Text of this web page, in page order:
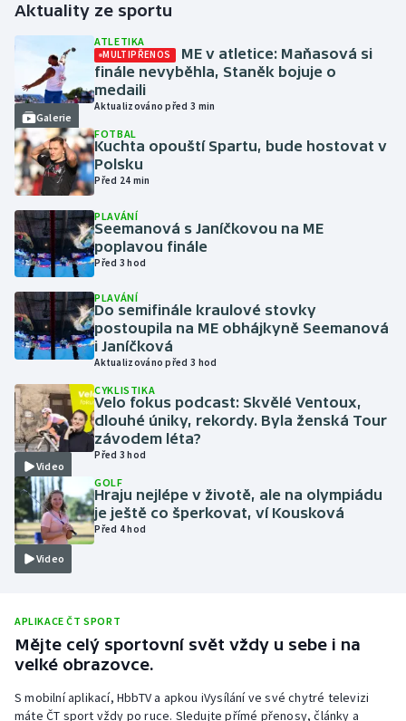
Futsal
Golf
Gymnastika
Házená
Jezdectví
Judo
Krasobruslení
Lezení
Lyže a snowboard
Moderní pětiboj
Motorsport
Olympijské hry
Parasport
Plážový volejbal
Ragby
Rychlobruslení
Aktuality ze sportu
Galerie
ATLETIKA
MULTIPŘENOS
ME v atletice: Maňasová si
finále nevyběhla, Staněk bojuje o
medaili
Aktualizováno před 3 min
FOTBAL
Kuchta opouští Spartu, bude hostovat v
Polsku
Před 24 min
PLAVÁNÍ
Seemanová s Janíčkovou na ME
poplavou finále
Před 3 hod
PLAVÁNÍ
Do semifinále kraulové stovky
postoupila na ME obhájkyně Seemanová
i Janíčková
Aktualizováno před 3 hod
Video
CYKLISTIKA
Velo fokus podcast: Skvělé Ventoux,
dlouhé úniky, rekordy. Byla ženská Tour
závodem léta?
Před 3 hod
Video
GOLF
Hraju nejlépe v životě, ale na olympiádu
je ještě co šperkovat, ví Kousková
Před 4 hod
APLIKACE ČT SPORT
Mějte celý sportovní svět vždy u sebe i na
velké obrazovce.
S mobilní aplikací, HbbTV a apkou iVysílání ve své chytré televizi
máte ČT sport vždy po ruce. Sledujte přímé přenosy, články a